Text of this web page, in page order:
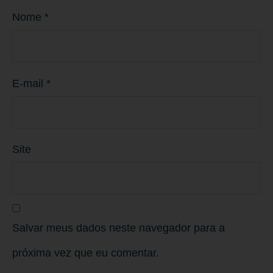
Nome *
E-mail *
Site
Salvar meus dados neste navegador para a
próxima vez que eu comentar.